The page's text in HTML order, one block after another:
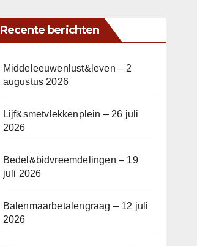
Recente berichten
Middeleeuwenlust&leven – 2
augustus 2026
Lijf&smetvlekkenplein – 26 juli
2026
Bedel&bidvreemdelingen – 19
juli 2026
Balenmaarbetalengraag – 12 juli
2026